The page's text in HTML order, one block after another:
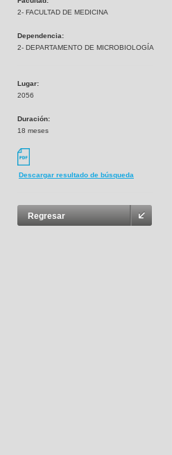
2- FACULTAD DE MEDICINA
Dependencia:
2- DEPARTAMENTO DE MICROBIOLOGÍA
Lugar:
2056
Duración:
18 meses
Descargar resultado de búsqueda
Regresar